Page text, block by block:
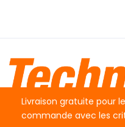
Livraison gratuite pour
commande avec les